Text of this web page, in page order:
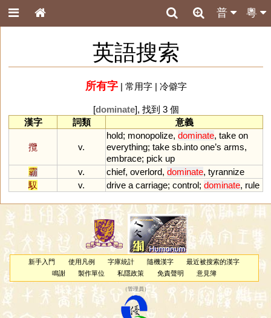
粵
普
英語搜索
所有字| 常用字| 冷僻字
[dominate], 找到 3 個
漢字
詞類 意義
攬 v.
hold; monopolize, dominate, take on
everything; take sb.into one’s arms,
embrace; pick up
霸
v. chief, overlord, dominate, tyrannize
馭
v. drive a carriage; control; dominate, rule
新手入門 使用凡例 字庫統計 隨機漢字
最近被搜索的漢字
鳴謝
製作單位 私隱政策 免責聲明 意見簿
（管理員 ）